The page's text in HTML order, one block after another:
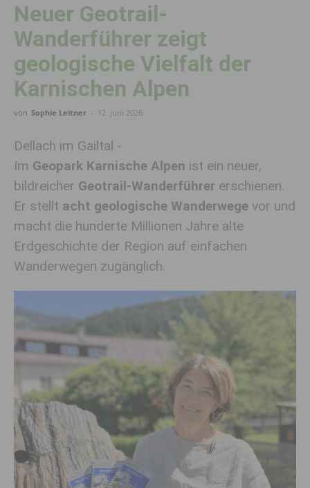
Neuer Geotrail-
Wanderführer zeigt
geologische Vielfalt der
Karnischen Alpen
von Sophie Leitner - 12. Juni 2026
Dellach im Gailtal -
Im Geopark Karnische Alpen ist ein neuer,
bildreicher Geotrail-Wanderführer erschienen.
Er stellt acht geologische Wanderwege vor und
macht die hunderte Millionen Jahre alte
Erdgeschichte der Region auf einfachen
Wanderwegen zugänglich.